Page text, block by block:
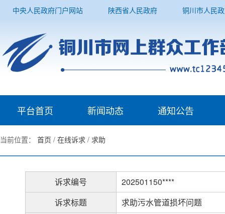
中央人民政府门户网站 陕西省人民政府 铜川市人民
平台首页 新闻动态 通知公告
当前位置： 首页 / 在线诉求 / 求助
诉求编号
202501150****
诉求标题
求助污水管道损坏问题